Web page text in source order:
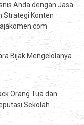
Anda dengan Jasa
Strategi Konten
Bijak Mengelolanya
Orang Tua dan
Sekolah